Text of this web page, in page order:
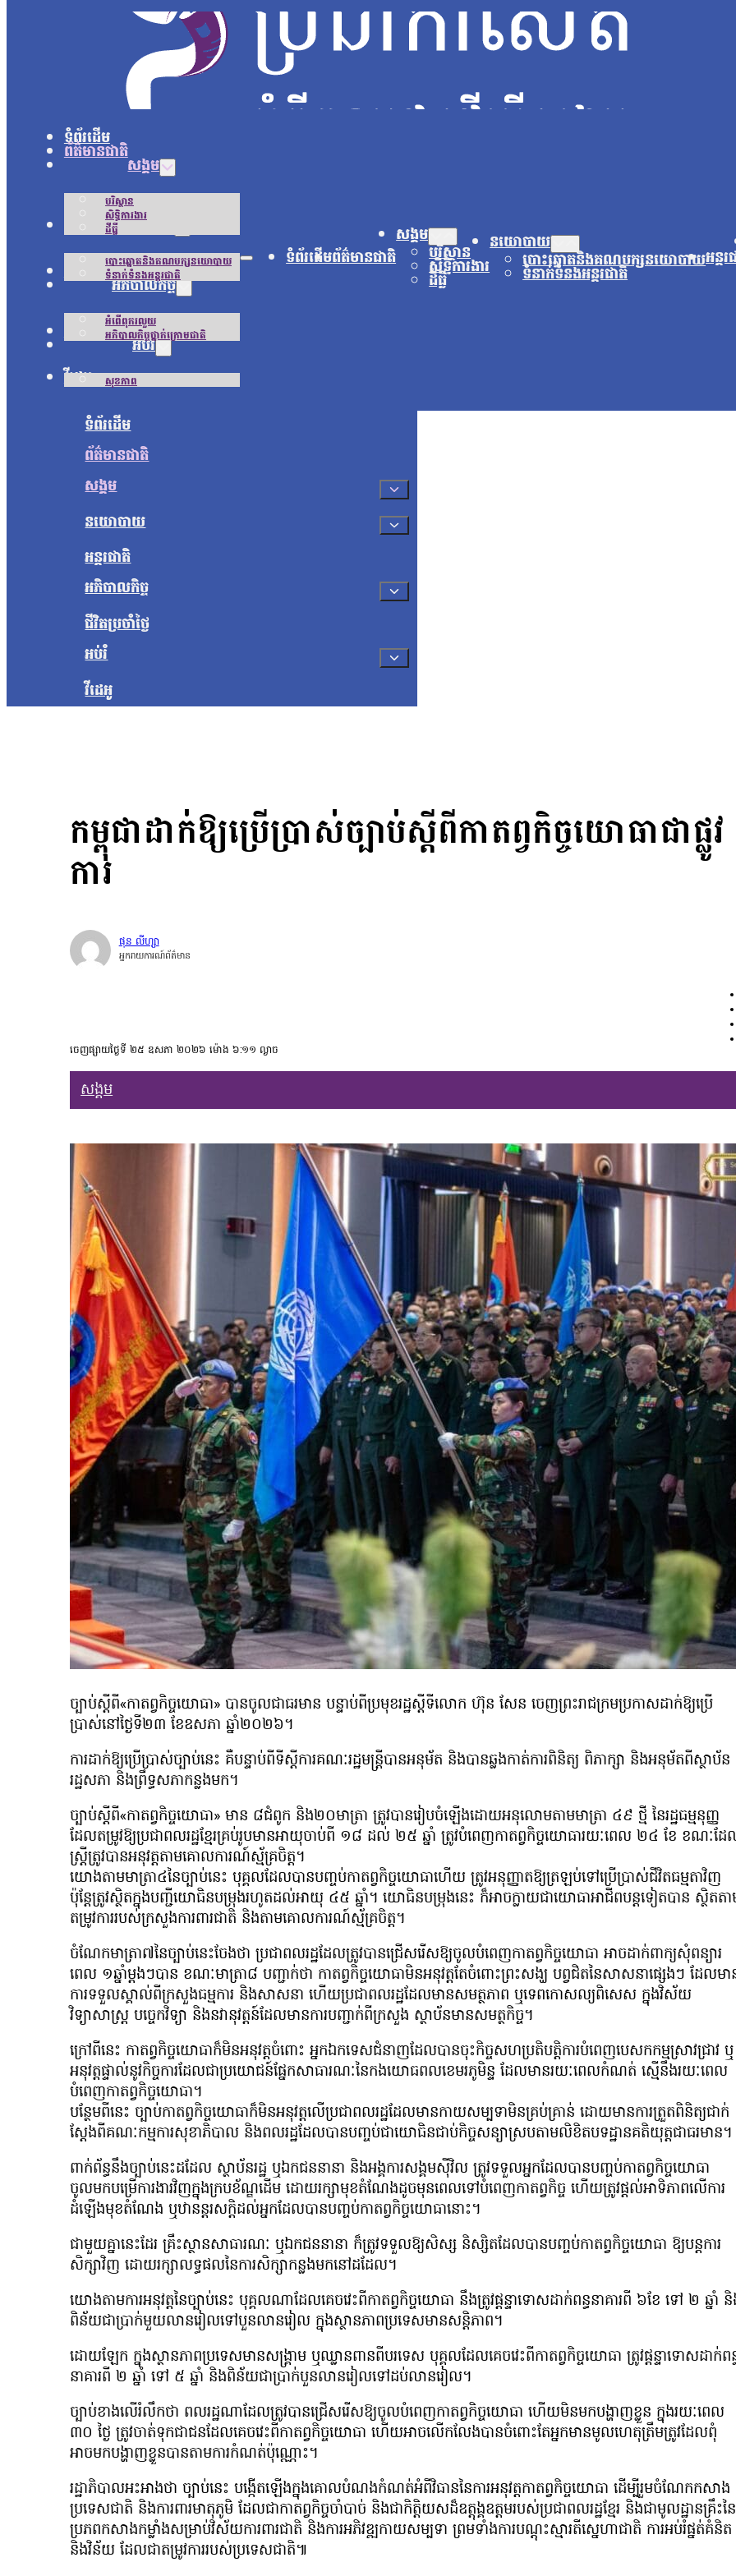
ទំព័រដើម
ព័ត៌មានជាតិ
សង្គម
បរិស្ថាន
សិទ្ធិការងារ
ដីធ្លីនយោបាយ
បោះឆ្នោតនិងគណបក្សនយោបាយ
ទំនាក់ទំនងអន្តរជាតិ
អន្តរជាតិ
អភិបាលកិច្ច
អំពើពុករលួយ
អភិបាលកិច្ចថ្នាក់ក្រោមជាតិ
ជីវិតប្រចាំថ្ងៃ
អប់រំ
សុខភាព
វីដេអូ
ទំព័រដើមព័ត៌មានជាតិ
សង្គម
បរិស្ថាន
សិទ្ធិការងារ
ដីធ្លី
នយោបាយ
បោះឆ្នោតនិងគណបក្សនយោបាយ
ទំនាក់ទំនងអន្តរជាតិ
អន្ត
ទំព័រដើម
ព័ត៌មានជាតិ
សង្គម
នយោបាយ
អន្តរជាតិ
អភិបាលកិច្ច
ជីវិតប្រចាំថ្ងៃ
អប់រំ
វីដេអូ
កម្ពុជាដាក់ឱ្យប្រើប្រាស់ច្បាប់ស្តីពីកាតព្វកិច្ចយោធាជាផ្លូវ
ការ
ផុន លីហ្សា
អ្នករាយការណ៍ព័ត៌មាន
ចេញផ្សាយថ្ងៃទី ២៥ ឧសភា ២០២៦ ម៉ោង ៦:១១ ល្ងាច
សង្គម
ច្បាប់ស្ដីពី«កាតព្វកិច្ចយោធា» បានចូលជាធរមាន បន្ទាប់ពីប្រមុខរដ្ឋស្តីទីលោក ហ៊ុន សែន ចេញព្រះរាជក្រមប្រកាសដាក់ឱ្យប្រើ
ប្រាស់នៅថ្ងៃទី២៣ ខែឧសភា ឆ្នាំ២០២៦។
ការដាក់ឱ្យប្រើប្រាស់ច្បាប់នេះ គឺបន្ទាប់ពីទីស្តីការគណៈរដ្ឋមន្រ្តីបានអនុម័ត និងបានឆ្លងកាត់ការពិនិត្យ ពិភាក្សា និងអនុម័តពីស្ថាប័ន
រដ្ឋសភា និងព្រឹទ្ធសភាកន្លងមក។
ច្បាប់ស្ដីពី«កាតព្វកិច្ចយោធា» មាន ៨ជំពូក និង២០មាត្រា ត្រូវបានរៀបចំឡើងដោយអនុលោមតាមមាត្រា ៤៩ ថ្មី នៃរដ្ឋធម្មនុញ្ញ
ដែលតម្រូវឱ្យប្រជាពលរដ្ឋខ្មែរគ្រប់រូបមានអាយុចាប់ពី ១៨ ដល់ ២៥ ឆ្នាំ ត្រូវបំពេញកាតព្វកិច្ចយោធារយៈពេល ២៤ ខែ ខណៈដ
ស្ត្រីត្រូវបានអនុវត្តតាមគោលការណ៍ស្ម័គ្រចិត្ត។
យោងតាមមាត្រា៤នៃច្បាប់នេះ បុគ្គលដែលបានបញ្ចប់កាតព្វកិច្ចយោធាហើយ ត្រូវអនុញ្ញាតឱ្យត្រឡប់ទៅប្រើប្រាស់ជីវិតធម្មតាវិញ
ប៉ុន្តែត្រូវស្ថិតក្នុងបញ្ជីយោធិនបម្រុងរហូតដល់អាយុ ៤៥ ឆ្នាំ។ យោធិនបម្រុងនេះ ក៏អាចក្លាយជាយោធាអាជីពបន្តទៀតបាន ស្ថិតត
តម្រូវការរបស់ក្រសួងការពារជាតិ និងតាមគោលការណ៍ស្ម័គ្រចិត្ត។
ចំណែកមាត្រា៧នៃច្បាប់នេះចែងថា ប្រជាពលរដ្ឋដែលត្រូវបានជ្រើសរើសឱ្យចូលបំពេញកាតព្វកិច្ចយោធា អាចដាក់ពាក្យសុំពន្យារ
ពេល ១ឆ្នាំម្តងៗបាន ខណៈមាត្រា៨ បញ្ជាក់ថា កាតព្វកិច្ចយោធាមិនអនុវត្តតែចំពោះព្រះសង្ឃ បព្វជិតនៃសាសនាផ្សេងៗ ដែលមា
ការទទួលស្គាល់ពីក្រសួងធម្មការ និងសាសនា ហើយប្រជាពលរដ្ឋដែលមានសមត្ថភាព ឬទេពកោសល្យពិសេស ក្នុងវិស័យ
វិទ្យាសាស្ត្រ បច្ចេកវិទ្យា និងនវានុវត្តន៍ដែលមានការបញ្ជាក់ពីក្រសួង ស្ថាប័នមានសមត្ថកិច្ច។
ក្រៅពីនេះ កាតព្វកិច្ចយោធាក៏មិនអនុវត្តចំពោះ អ្នកឯកទេសជំនាញដែលបានចុះកិច្ចសហប្រតិបត្តិការបំពេញបេសកកម្មស្រាវជ្រាវ ឬ
អនុវត្តផ្ទាល់នូវកិច្ចការដែលជាប្រយោជន៍ផ្នែកសាធារណៈនៃកងយោធពលខេមរភូមិន្ទ ដែលមានរយៈពេលកំណត់ ស្មើនឹងរយៈពេល
បំពេញកាតព្វកិច្ចយោធា។
បន្ថែមពីនេះ ច្បាប់កាតព្វកិច្ចយោធាក៏មិនអនុវត្តលើប្រជាពលរដ្ឋដែលមានកាយសម្បទាមិនគ្រប់គ្រាន់ ដោយមានការត្រួតពិនិត្យជាក់
ស្តែងពីគណៈកម្មការសុខាភិបាល និងពលរដ្ឋដែលបានបញ្ចប់ជាយោធិនជាប់កិច្ចសន្យាស្របតាមលិខិតបទដ្ឋានគតិយុត្តជាធរមាន។
ពាក់ព័ន្ធនឹងច្បាប់នេះដដែល ស្ថាប័នរដ្ឋ ឬឯកជននានា និងអង្គការសង្គមស៊ីវិល ត្រូវទទួលអ្នកដែលបានបញ្ចប់កាតព្វកិច្ចយោធា
ចូលមកបម្រើការងារវិញក្នុងក្របខ័ណ្ឌដើម ដោយរក្សាមុខតំណែងដូចមុនពេលទៅបំពេញកាតព្វកិច្ច ហើយត្រូវផ្តល់អាទិភាពលើការ
ដំឡើងមុខតំណែង ឬឋានន្តរសក្តិដល់អ្នកដែលបានបញ្ចប់កាតព្វកិច្ចយោធានោះ។
ជាមួយគ្នានេះដែរ គ្រឹះស្ថានសាធារណៈ ឬឯកជននានា ក៏ត្រូវទទួលឱ្យសិស្ស និស្សិតដែលបានបញ្ចប់កាតព្វកិច្ចយោធា ឱ្យបន្តការ
សិក្សាវិញ ដោយរក្សាលទ្ធផលនៃការសិក្សាកន្លងមកនៅដដែល។
យោងតាមការអនុវត្តនៃច្បាប់នេះ បុគ្គលណាដែលគេចវេះពីកាតព្វកិច្ចយោធា នឹងត្រូវផ្តន្ទាទោសដាក់ពន្ធនាគារពី ៦ខែ ទៅ ២ ឆ្នាំ
ពិន័យជាប្រាក់មួយលានរៀលទៅបួនលានរៀល ក្នុងស្ថានភាពប្រទេសមានសន្តិភាព។
ដោយឡែក ក្នុងស្ថានភាពប្រទេសមានសង្រ្គាម ឬឈ្លានពានពីបរទេស បុគ្គលដែលគេចវេះពីកាតព្វកិច្ចយោធា ត្រូវផ្តន្ទាទោសដាក់ព
នាគារពី ២ ឆ្នាំ ទៅ ៥ ឆ្នាំ និងពិន័យជាប្រាក់បួនលានរៀលទៅដប់លានរៀល។
ច្បាប់ខាងលើរំលឹកថា ពលរដ្ឋណាដែលត្រូវបានជ្រើសរើសឱ្យចូលបំពេញកាតព្វកិច្ចយោធា ហើយមិនមកបង្ហាញខ្លួន ក្នុងរយៈពេល
៣០ ថ្ងៃ ត្រូវចាត់ទុកជាជនដែលគេចវេះពីកាតព្វកិច្ចយោធា ហើយអាចលើកលែងបានចំពោះតែអ្នកមានមូលហេតុត្រឹមត្រូវដែលពុំ
អាចមកបង្ហាញខ្លួនបានតាមការកំណត់ប៉ុណ្ណោះ។
រដ្ឋាភិបាលអះអាងថា ច្បាប់នេះ បង្កើតឡើងក្នុងគោលបំណងកំណត់អំពីវិធាននៃការអនុវត្តកាតព្វកិច្ចយោធា ដើម្បីរួមចំណែកកសាង
ប្រទេសជាតិ និងការពារមាតុភូមិ ដែលជាកាតព្វកិច្ចចាំបាច់ និងជាកិត្តិយសដ៏ឧត្តុង្គឧត្តមរបស់ប្រជាពលរដ្ឋខ្មែរ និងជាមូលដ្ឋានគ្រឹះនៃ
ប្រភពកសាងកម្លាំងសម្រាប់វិស័យការពារជាតិ និងការអភិវឌ្ឍកាយសម្បទា ព្រមទាំងការបណ្តុះស្មារតីស្នេហាជាតិ ការអប់រំផ្នត់គំនិត
និងវិន័យ ដែលជាតម្រូវការរបស់ប្រទេសជាតិ៕